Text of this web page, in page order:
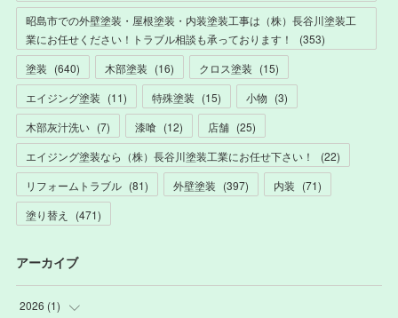
昭島市での外壁塗装・屋根塗装・内装塗装工事は（株）長谷川塗装工
業にお任せください！トラブル相談も承っております！
(353)
塗装 (640) 木部塗装 (16) クロス塗装 (15)
エイジング塗装 (11) 特殊塗装 (15) 小物 (3)
木部灰汁洗い (7) 漆喰 (12) 店舗 (25)
エイジング塗装なら（株）長谷川塗装工業にお任せ下さい！
(22)
リフォームトラブル (81) 外壁塗装 (397) 内装 (71)
塗り替え
(471)
アーカイブ
2026 (1)